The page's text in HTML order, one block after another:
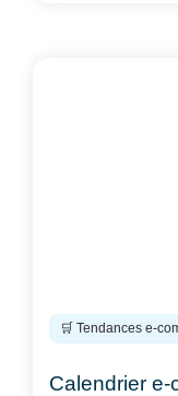
🛒 Tendances e-
Calendrier e-